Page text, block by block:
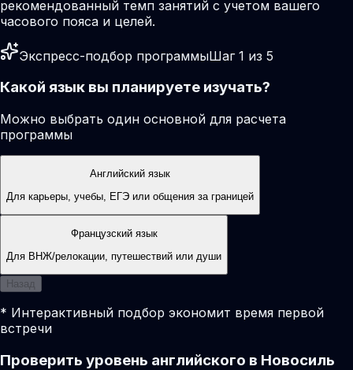
рекомендованный темп занятий с учетом вашего
часового пояса и целей.
Экспресс-подбор программыШаг 1 из 5
Какой язык вы планируете изучать?
Можно выбрать один основной для расчета
программы
Английский язык
Для карьеры, учебы, ЕГЭ или общения за границей
Французский язык
Для ВНЖ/релокации, путешествий или души
Назад
* Интерактивный подбор экономит время первой
встречи
Проверить уровень английского в Новосиль